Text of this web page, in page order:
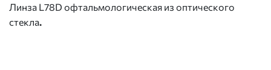
Линза L78D офтальмологическая из оптического
стекла.